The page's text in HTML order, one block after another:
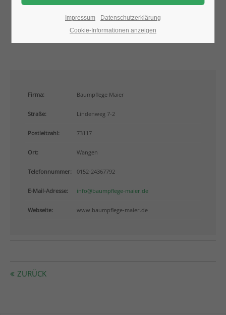
376-293 City Road, Suite 600
San Francisco, CA 94102
info@yourdomain.com
About us
Lorem ipsum dolor sit amet, consectetuer adipiscing
elit.
Aenean commodo ligula eget dolor. Aenean massa.
parturient montes, nascetur ridiculus mus. Donec
Firma: Baumpflege Maier
Straße: Lindenweg 7-2
Postleitzahl: 73117
Ort: Wangen
Telefonnummer: 0152-24367792
E-Mail-Adresse: info@baumpflege-maier.de
Webseite: www.baumpflege-maier.de
ZURÜCK
Impressum
Datenschutzerklärung
Cookie-Informationen anzeigen